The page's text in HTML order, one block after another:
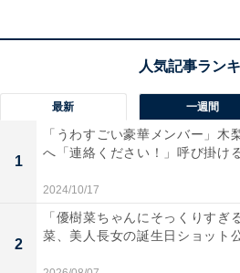
最新 一週間
1
「うわすごい豪華メンバー」木
へ「連絡ください！」呼び掛け
2024/10/17
2
「優樹菜ちゃんにそっくりすぎ
菜、美人長女の誕生日ショット